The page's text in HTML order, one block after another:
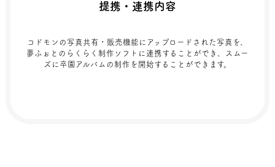
提携・連携内容
コドモンの写真共有・販売機能にアップロードされた写真を、
夢ふぉとのらくらく制作ソフトに連携することができ、スムー
ズに卒園アルバムの制作を開始することができます。